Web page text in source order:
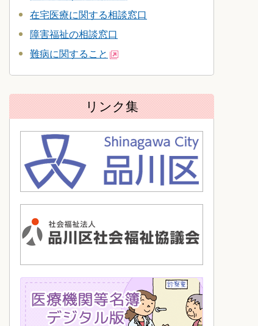
在宅医療に関する相談窓口
障害福祉の相談窓口
難病に関すること
リンク集